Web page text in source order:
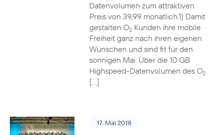
Datenvolumen zum attraktiven
Preis von 39,99 monatlich.1) Damit
gestalten O2Kunden ihre mobile
Freiheit ganz nach ihren eigenen
Wünschen und sind fit für den
sonnigen Mai: Über die 10 GB
Highspeed-Datenvolumen des O2
[…]
17. Mai 2018